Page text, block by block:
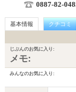
0887-82-
基本情報 クチコミ
じぶんのお気に入り:
メモ:
みんなのお気に入り: